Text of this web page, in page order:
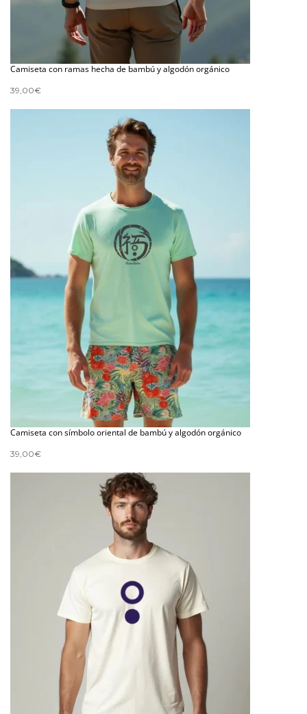
Camiseta con ramas hecha de bambú y algodón orgánico
39,00€
Camiseta con símbolo oriental de bambú y algodón orgánico
39,00€